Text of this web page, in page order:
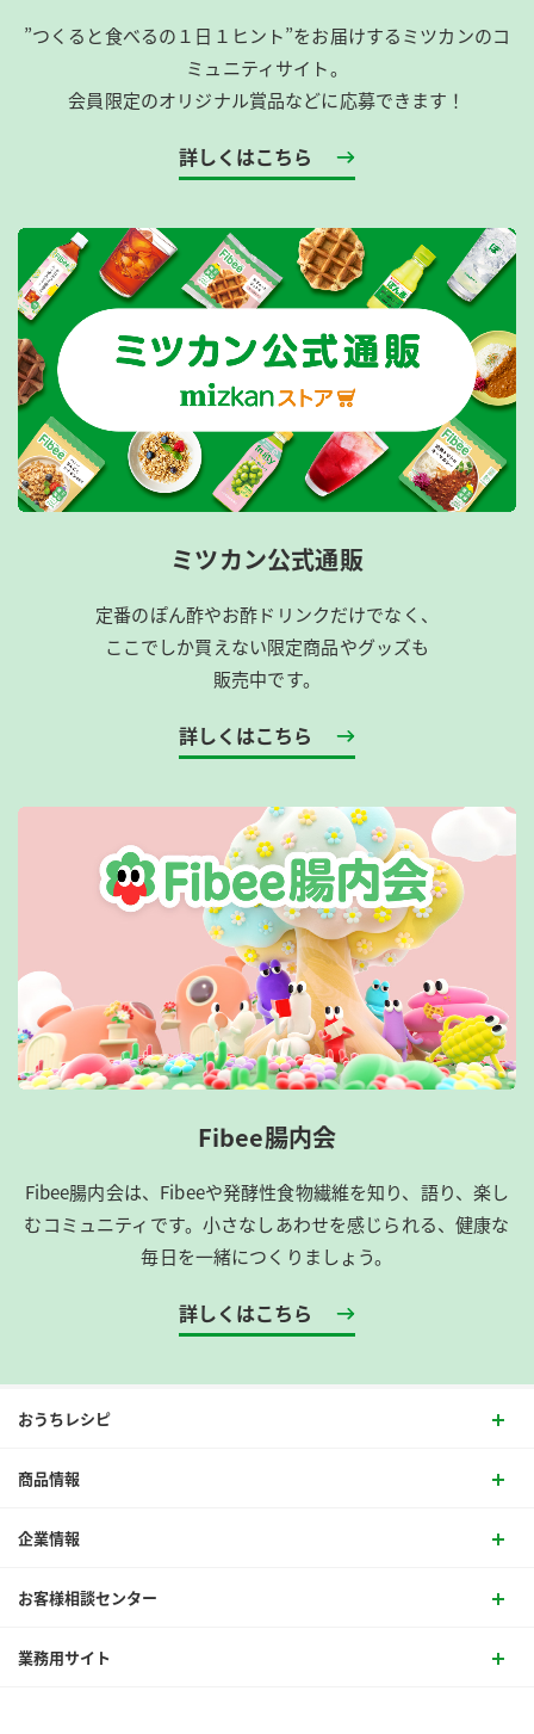
”つくると食べるの１日１ヒント”をお届けするミツカンのコ
ミュニティサイト。
会員限定のオリジナル賞品などに応募できます！
詳しくはこちら
ミツカン公式通販
定番のぽん酢やお酢ドリンクだけでなく、
ここでしか買えない限定商品やグッズも
販売中です。
詳しくはこちら
Fibee腸内会
Fibee腸内会は、​Fibeeや発酵性食物繊維を知り、語り、楽し
むコミュニティです。​小さなしあわせを感じられる、健康な
毎日を一緒につくりましょう。
詳しくはこちら
おうちレシピ
商品情報
企業情報
お客様相談センター
業務用サイト